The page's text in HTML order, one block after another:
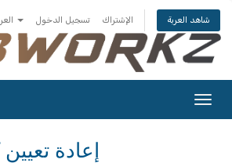
تسجيل الدخول الإشتراك شاهد العربة
تبديل
التنقل
إعادة